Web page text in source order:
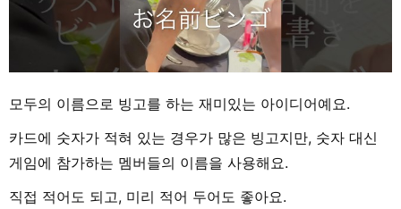
모두의 이름으로 빙고를 하는 재미있는 아이디어예요.
카드에 숫자가 적혀 있는 경우가 많은 빙고지만, 숫자 대신
게임에 참가하는 멤버들의 이름을 사용해요.
직접 적어도 되고, 미리 적어 두어도 좋아요.